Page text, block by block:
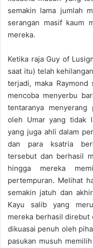
semakin lama jumlah
serangan masif kaum
mereka.
Ketika raja Guy of
saat itu) telah
terjadi, maka Raymond
mencoba menyerbu
tentaranya
oleh Umar yang tidak
yang juga ahli dalam
dan para ksatria
tersebut dan berhasil
hingga mereka
pertempuran. Melihat
semakin jatuh dan
Kayu salib yang
mereka berhasil direbut
dikuasai penuh oleh
pasukan musuh